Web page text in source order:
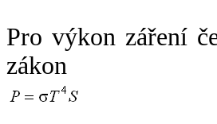
Pro výkon záření
zákon